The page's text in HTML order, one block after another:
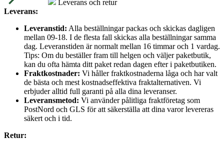
Leverans och retur
Leverans:
Leveranstid: Alla beställningar packas och skickas dagligen
mellan 09-18. I de flesta fall skickas alla beställningar samma
dag. Leveranstiden är normalt mellan 16 timmar och 1 vardag.
Tips: Om du beställer fram till helgen och väljer paketbutik,
kan du ofta hämta ditt paket redan dagen efter i paketbutiken.
Fraktkostnader: Vi håller fraktkostnaderna låga och har valt
de bästa och mest kostnadseffektiva fraktalternativen. Vi
erbjuder alltid full garanti på alla dina leveranser.
Leveransmetod: Vi använder pålitliga fraktföretag som
PostNord och GLS för att säkerställa att dina varor levereras
säkert och i tid.
Retur: